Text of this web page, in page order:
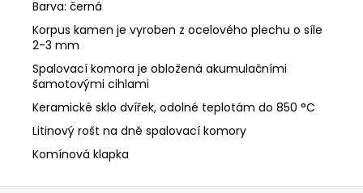
Barva: černá
Korpus kamen je vyroben z ocelového plechu o síle
2-3 mm
Spalovací komora je obložená akumulačními
šamotovými cihlami
Keramické sklo dvířek, odolné teplotám do 850 °C
Litinový rošt na dně spalovací komory
Komínová klapka